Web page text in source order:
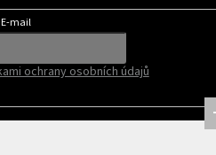
E-mail
ochrany osobních údajů